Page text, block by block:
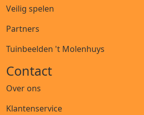
Veilig spelen
Partners
Tuinbeelden 't Molenhuys
Contact
Over ons
Klantenservice